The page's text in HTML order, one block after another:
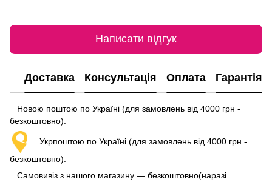
Написати відгук
Доставка Консультація Оплата Гарантія
Новою поштою по Україні (для замовлень від 4000 грн -
безкоштовно).
Укрпоштою по Україні (для замовлень від 4000 грн -
безкоштовно).
Самовивіз з нашого магазину — безкоштовно(наразі